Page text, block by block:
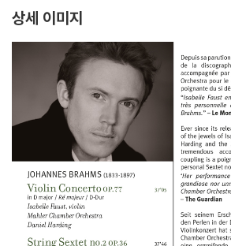
상세 이미지